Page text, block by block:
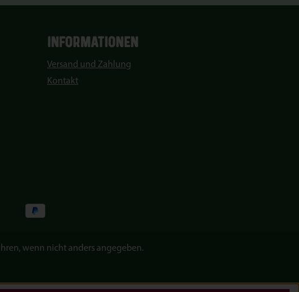
INFORMATIONEN
Versand und Zahlung
Kontakt
wenn nicht anders angegeben.